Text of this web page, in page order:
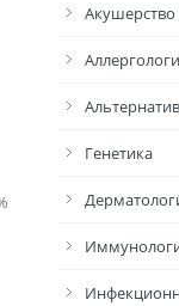
Акушерство
Генетика